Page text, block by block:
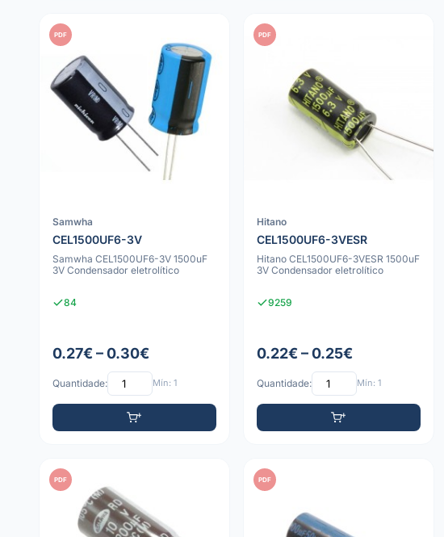
PDF
Samwha
CEL1500UF6-3V
Samwha CEL1500UF6-3V 1500uF
3V Condensador eletrolítico
84
0.27€ – 0.30€
Quantidade: Mín: 1
PDF
Hitano
CEL1500UF6-3VESR
Hitano CEL1500UF6-3VESR 1500uF
3V Condensador eletrolítico
9259
0.22€ – 0.25€
Quantidade: Mín: 1
PDF PDF